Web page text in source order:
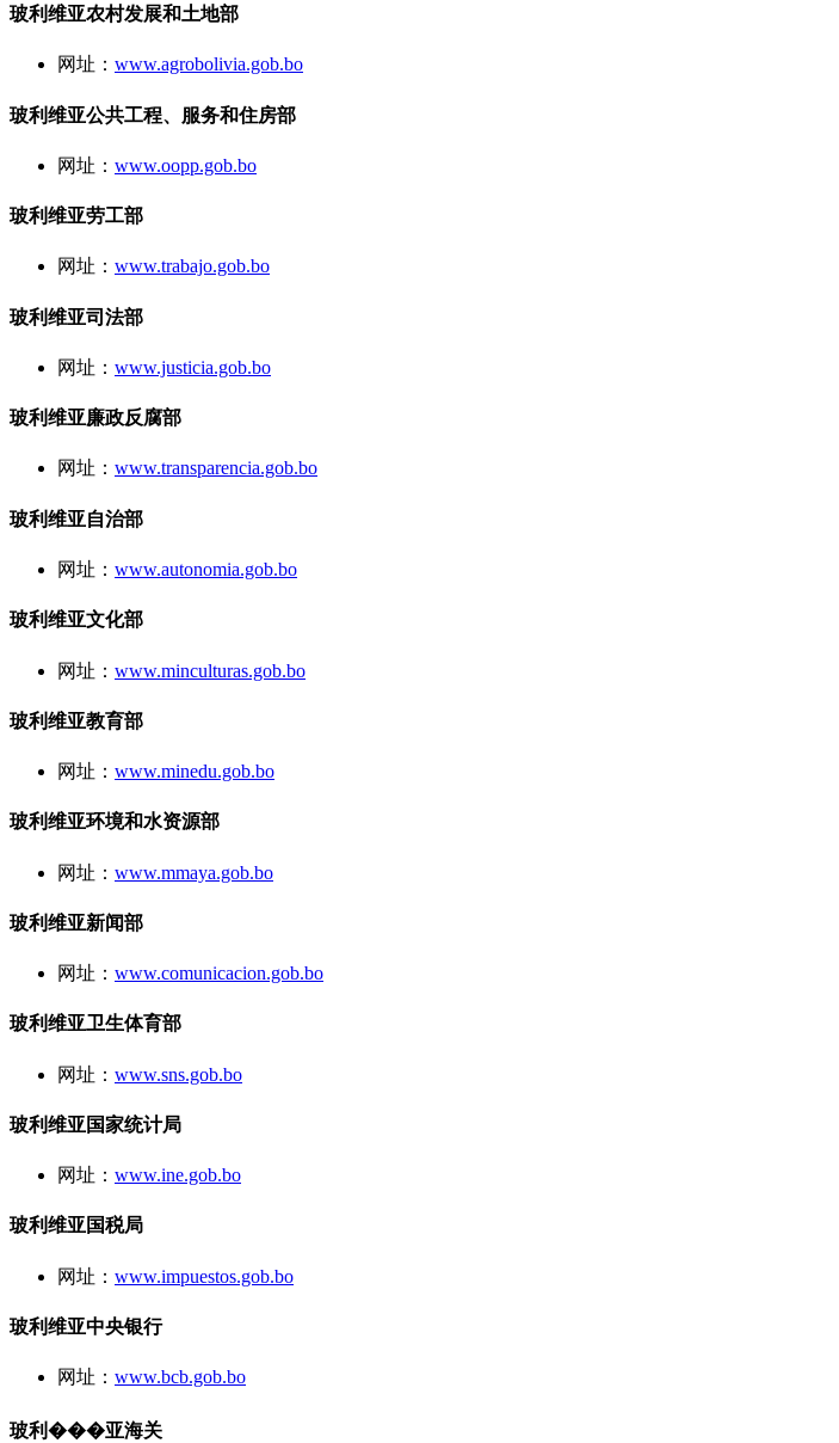
玻利维亚农村发展和土地部
网址： www.agrobolivia.gob.bo
玻利维亚公共工程、服务和住房部
网址： www.oopp.gob.bo
玻利维亚劳工部
网址： www.trabajo.gob.bo
玻利维亚司法部
网址： www.justicia.gob.bo
玻利维亚廉政反腐部
网址： www.transparencia.gob.bo
玻利维亚自治部
网址： www.autonomia.gob.bo
玻利维亚文化部
网址： www.minculturas.gob.bo
玻利维亚教育部
网址： www.minedu.gob.bo
玻利维亚环境和水资源部
网址： www.mmaya.gob.bo
玻利维亚新闻部
网址： www.comunicacion.gob.bo
玻利维亚卫生体育部
网址： www.sns.gob.bo
玻利维亚国家统计局
网址： www.ine.gob.bo
玻利维亚国税局
网址： www.impuestos.gob.bo
玻利维亚中央银行
网址： www.bcb.gob.bo
玻利���亚海关